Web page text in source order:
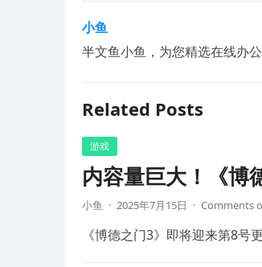
小鱼
半文鱼小鱼，为您精选在线办公
Related Posts
游戏
内容量巨大！《博
小鱼 · 2025年7月15日 · Comments
《博德之门3》即将迎来第8